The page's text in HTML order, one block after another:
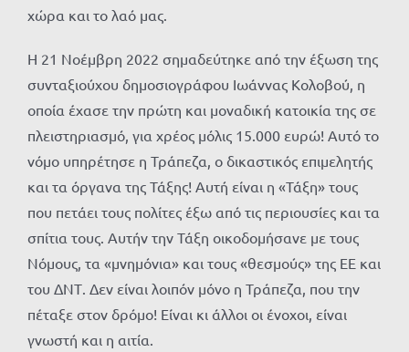
χώρα και το λαό μας.
Η 21 Νοέμβρη 2022 σημαδεύτηκε από την έξωση της
συνταξιούχου δημοσιογράφου Ιωάννας Κολοβού, η
οποία έχασε την πρώτη και μοναδική κατοικία της σε
πλειστηριασμό, για χρέος μόλις 15.000 ευρώ! Αυτό το
νόμο υπηρέτησε η Τράπεζα, ο δικαστικός επιμελητής
και τα όργανα της Τάξης! Αυτή είναι η «Τάξη» τους
που πετάει τους πολίτες έξω από τις περιουσίες και τα
σπίτια τους. Αυτήν την Τάξη οικοδομήσανε με τους
Νόμους, τα «μνημόνια» και τους «θεσμούς» της ΕΕ και
του ΔΝΤ. Δεν είναι λοιπόν μόνο η Τράπεζα, που την
πέταξε στον δρόμο! Είναι κι άλλοι οι ένοχοι, είναι
γνωστή και η αιτία.